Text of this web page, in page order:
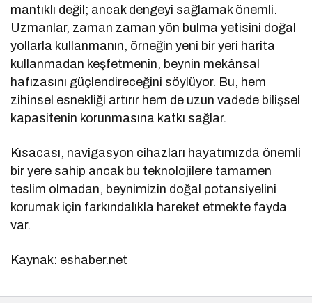
mantıklı değil; ancak dengeyi sağlamak önemli.
Uzmanlar, zaman zaman yön bulma yetisini doğal
yollarla kullanmanın, örneğin yeni bir yeri harita
kullanmadan keşfetmenin, beynin mekânsal
hafızasını güçlendireceğini söylüyor. Bu, hem
zihinsel esnekliği artırır hem de uzun vadede bilişsel
kapasitenin korunmasına katkı sağlar.
Kısacası, navigasyon cihazları hayatımızda önemli
bir yere sahip ancak bu teknolojilere tamamen
teslim olmadan, beynimizin doğal potansiyelini
korumak için farkındalıkla hareket etmekte fayda
var.
Kaynak: eshaber.net